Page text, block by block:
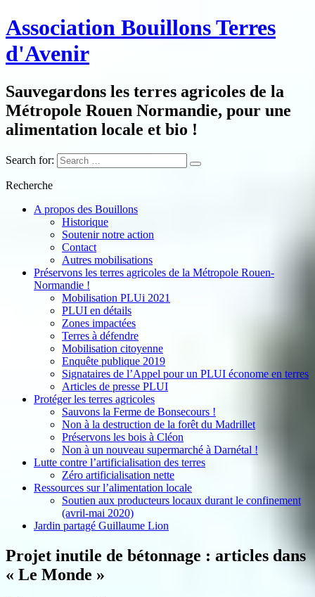
Association Bouillons Terres
d'Avenir
Sauvegardons les terres agricoles de la
Métropole Rouen Normandie, pour une
alimentation locale et bio !
Search for:
Recherche
A propos des Bouillons
Historique
Soutenir notre action
Contact
Autres mobilisations
Préservons les terres agricoles de la Métropole Rouen-
Normandie !
Mobilisation PLUi 2021
PLUI en détails
Zones impactées
Terres à défendre
Mobilisation citoyenne
Enquête publique 2019
Signataires de l’Appel pour un PLUI économe en terres
Articles de presse PLUI
Protéger les terres agricoles
Sauvons la Ferme de Bonsecours !
Non à la destruction de la forêt du Madrillet
Préservons les bois à Cléon
Non à un nouveau supermarché à Darnétal !
Lutte contre l’artificialisation des terres
Zéro artificialisation nette
Ressources sur l’alimentation locale
Soutien aux producteurs locaux durant le confinement
(avril-mai 2020)
Jardin partagé Guillaume Lion
Projet inutile de bétonnage : articles dans
« Le Monde »